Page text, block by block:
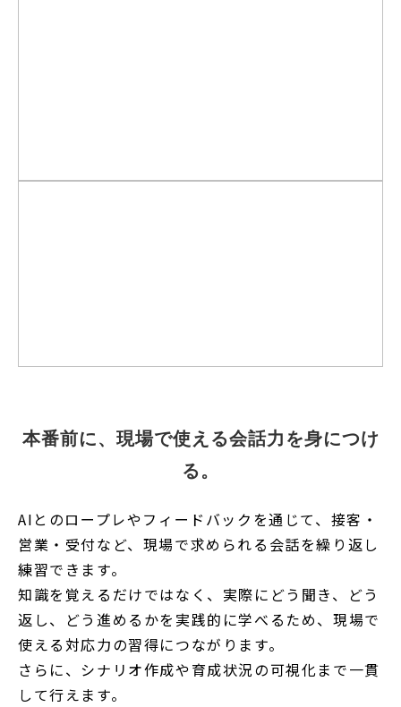
本番前に、現場で使える会話力を身につけ
る。
AIとのロープレやフィードバックを通じて、接客・
営業・受付など、現場で求められる会話を繰り返し
練習できます。
知識を覚えるだけではなく、実際にどう聞き、どう
返し、どう進めるかを実践的に学べるため、現場で
使える対応力の習得につながります。
さらに、シナリオ作成や育成状況の可視化まで一貫
して行えます。